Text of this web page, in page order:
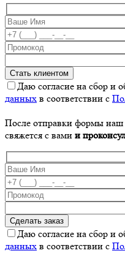
Даю согласие на сбор и
данных в соответствии с
После отправки формы наш
свяжется с вами и
Даю согласие на сбор и
данных в соответствии с